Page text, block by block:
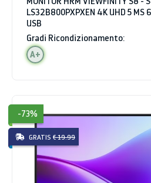
LS32B800PXPXEN 4K UHD 5 MS
USB
Gradi Ricondizionamento:
A+
-73%
GRATIS € 19.99